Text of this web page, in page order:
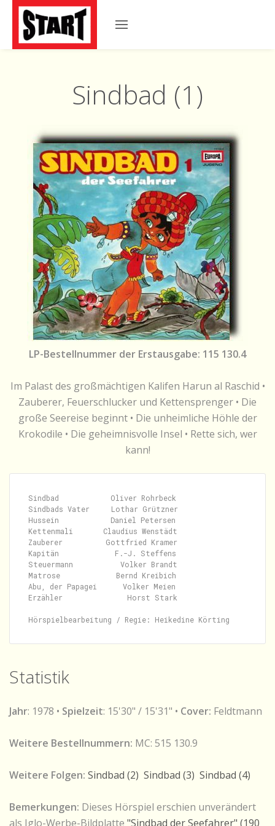
Sindbad (1)
LP-Bestellnummer der Erstausgabe: 115 130.4
Im Palast des großmächtigen Kalifen Harun al Raschid •
Zauberer, Feuerschlucker und Kettensprenger • Die
große Seereise beginnt • Die unheimliche Höhle der
Krokodile • Die geheimnisvolle Insel • Rette sich, wer
kann!
Sindbad            Oliver Rohrbeck
Sindbads Vater     Lothar Grützner
Hussein            Daniel Petersen
Kettenmali       Claudius Wenstädt
Zauberer          Gottfried Kramer
Kapitän             F.-J. Steffens
Steuermann           Volker Brandt
Matrose             Bernd Kreibich
Abu, der Papagei      Volker Meien
Erzähler               Horst Stark
Statistik
Jahr: 1978 • Spielzeit: 15'30" / 15'31" • Cover: Feldtmann
Weitere Bestellnummern: MC: 515 130.9
Weitere Folgen: Sindbad (2) Sindbad (3) Sindbad (4)
Bemerkungen: Dieses Hörspiel erschien unverändert
als Iglo-Werbe-Bildplatte "Sindbad der Seefahrer" (190